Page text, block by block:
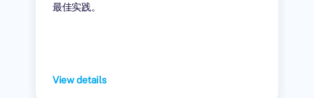
最佳实践。
View details